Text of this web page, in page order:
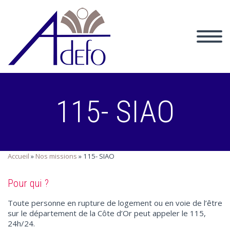
115- SIAO
Accueil » Nos missions » 115- SIAO
Pour qui ?
Toute personne en rupture de logement ou en voie de l’être
sur le département de la Côte d’Or peut appeler le 115,
24h/24.